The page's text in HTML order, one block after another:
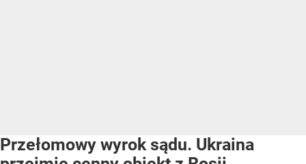
Przełomowy wyrok sądu. Ukraina